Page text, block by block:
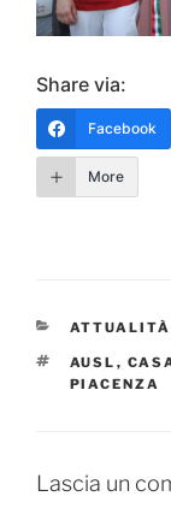
Share via:
Facebook
More
CATEGORIE
ATTUALITÀ
TAG
AUSL ,
PIACENZA
Lascia un